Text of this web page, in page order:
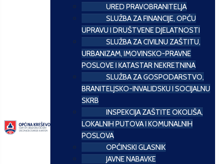
URED PRAVOBRANITELJA
SLUŽBA ZA FINANCIJE, OPĆU
UPRAVU I DRUŠTVENE DJELATNOSTI
SLUŽBA ZA CIVILNU ZAŠTITU,
URBANIZAM, IMOVINSKO-PRAVNE
POSLOVE I KATASTAR NEKRETNINA
SLUŽBA ZA GOSPODARSTVO,
BRANITELJSKO-INVALIDSKU I SOCIJALNU
SKRB
INSPEKCIJA ZAŠTITE OKOLIŠA,
LOKALNIH PUTOVA I KOMUNALNIH
POSLOVA
OPĆINSKI GLASNIK
JAVNE NABAVKE